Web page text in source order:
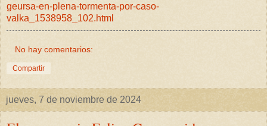
geursa-en-plena-tormenta-por-caso-
valka_1538958_102.html
No hay comentarios:
Compartir
jueves, 7 de noviembre de 2024